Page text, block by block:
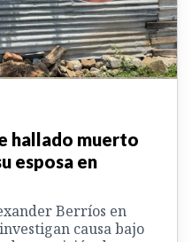
hallado muerto
esposa en
Berríos en
causa bajo